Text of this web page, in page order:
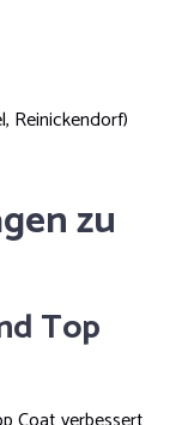
Reinickendorf)
zu
Top